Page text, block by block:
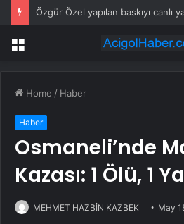
Menu
Home / Haber
Haber
Osmaneli’nde
Kazası: 1 Ölü, 1
MEHMET HAZBİN KAZBEK May